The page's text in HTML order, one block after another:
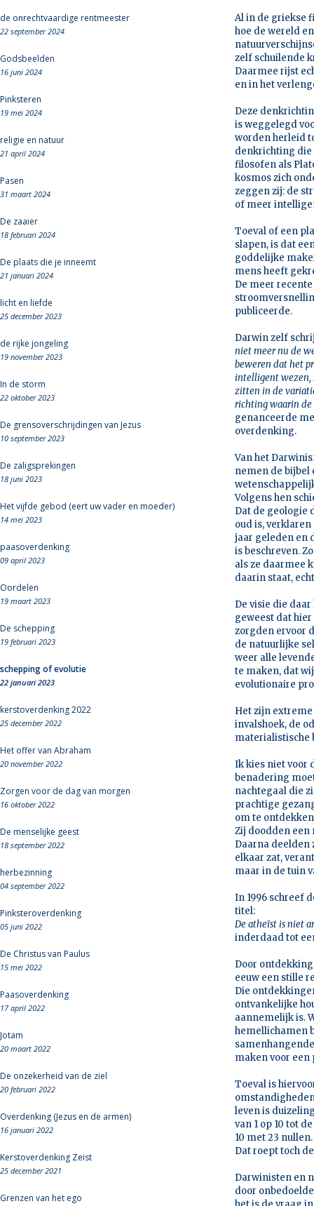
de onrechtvaardige rentmeester
22 september 2024
Godsbeelden
16 juni 2024
Pinksteren
19 mei 2024
religie en natuur
21 april 2024
Pasen
31 maart 2024
De zaaier
18 februari 2024
De plaats die je inneemt
21 januari 2024
licht en liefde
25 december 2023
de rijke jongeling
19 november 2023
In de storm
22 oktober 2023
De grensoverschrijdingen van Jezus
10 september 2023
De zaligsprekingen
18 juni 2023
Het vijfde gebod (eert uw vader en moeder)
14 mei 2023
paasoverdenking
09 april 2023
Oordelen
19 maart 2023
De schepping
19 februari 2023
schepping of evolutie
22 januari 2023
kerstoverdenking 2022
25 december 2022
Het offer van Abraham
20 november 2022
Zorgen voor de dag van morgen
16 oktober 2022
De menselijke geest
18 september 2022
herbezinning
04 september 2022
Pinksteroverdenking
05 juni 2022
De Christus van Paulus
15 mei 2022
Paasoverdenking
17 april 2022
Jotam
20 maart 2022
De onzekerheid van de ziel
20 februari 2022
Overdenking (Jezus en de armen)
16 januari 2022
Kerstoverdenking Zeist
25 december 2021
Grenzen van het ego
Al in de griekse
hoe de wereld
zelf schuilende
Daarmee rijst
en in het
Deze
is weggelegd
worden herleid
denkrichting die
filosofen als
kosmos zich
zeggen zij: de
of meer
Toeval of een
slapen, is dat
goddelijke
mens heeft
De meer
publiceerde.
Darwin zelf
niet meer nu de
beweren dat het
intelligent wezen,
zitten in de
richting waarin
genanceerde
overdenking.
Van het
nemen de bijbel
Volgens hen
Dat de geologie
oud is,
jaar geleden en
is beschreven.
als ze daarmee
daarin staat,
De visie die
geweest dat
zorgden ervoor
de natuurlijke
weer alle
te maken, dat
evolutionaire
Het zijn
invalshoek, de
materialistische
Ik kies niet voor
benadering
nachtegaal die
prachtige
om te
Zij doodden
Daarna deelden
elkaar zat,
maar in de tuin
In 1996 schreef
titel:
De atheïst is niet
inderdaad tot
Door
eeuw een stille
Die
ontvankelijke
aannemelijk is.
hemellichamen
maken voor een
Toeval is
leven is
van 1 op 10 tot
10 met 23
Dat roept toch
Darwinisten en
door